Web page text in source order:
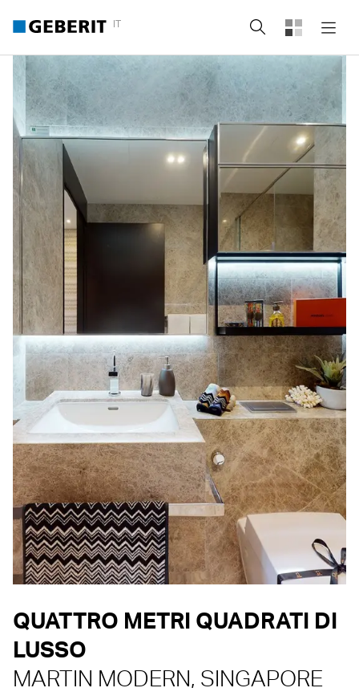
IT Cerca
QUATTRO METRI QUADRATI DI
LUSSO
MARTIN MODERN, SINGAPORE